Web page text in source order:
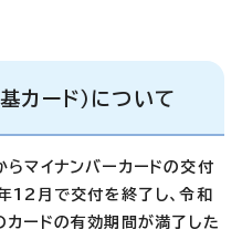
カード）について
マイナンバーカードの交付
12月で交付を終了し、令和
ードの有効期間が満了した